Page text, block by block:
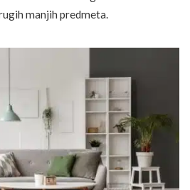
manjih predmeta.